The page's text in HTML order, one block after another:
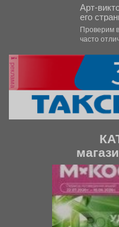
Арт-
его
Проверим
часто
реклама